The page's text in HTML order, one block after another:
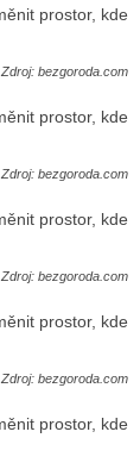
Zdroj: bezgoroda.com
Zdroj: bezgoroda.com
Zdroj: bezgoroda.com
Zdroj: bezgoroda.com